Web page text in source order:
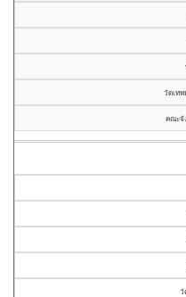
วัดเท
คณะจั
วั